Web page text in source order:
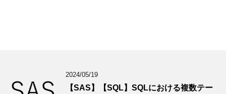
2024/05/19
【SAS】【SQL】SQLにおける複数テー